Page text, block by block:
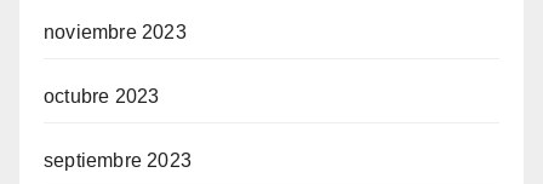
noviembre 2023
octubre 2023
septiembre 2023